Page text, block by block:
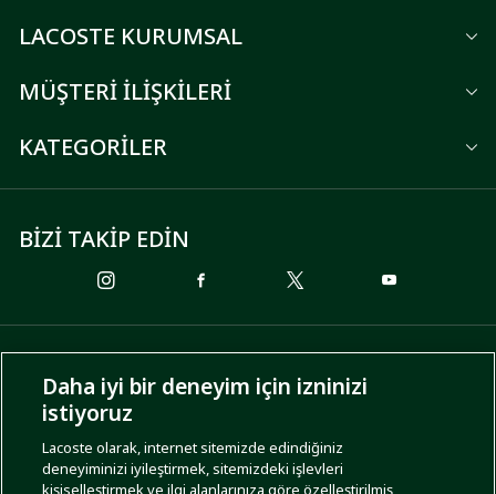
LACOSTE KURUMSAL
MÜŞTERİ İLİŞKİLERİ
KATEGORİLER
BİZİ TAKİP EDİN
ÖDEME SEÇENEKLERİ
KARGO SEÇENEKLERİ
Daha iyi bir deneyim için izninizi
istiyoruz
Lacoste olarak, internet sitemizde edindiğiniz
deneyiminizi iyileştirmek, sitemizdeki işlevleri
kişiselleştirmek ve ilgi alanlarınıza göre özelleştirilmiş